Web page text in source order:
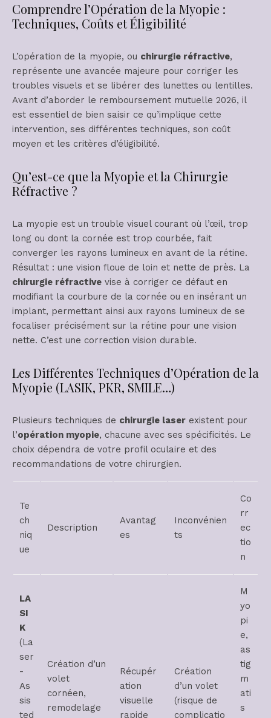
Comprendre l’Opération de la Myopie :
Techniques, Coûts et Éligibilité
L’opération de la myopie, ou chirurgie réfractive,
représente une avancée majeure pour corriger les
troubles visuels et se libérer des lunettes ou lentilles.
Avant d’aborder le remboursement mutuelle 2026, il
est essentiel de bien saisir ce qu’implique cette
intervention, ses différentes techniques, son coût
moyen et les critères d’éligibilité.
Qu’est-ce que la Myopie et la Chirurgie
Réfractive ?
La myopie est un trouble visuel courant où l’œil, trop
long ou dont la cornée est trop courbée, fait
converger les rayons lumineux en avant de la rétine.
Résultat : une vision floue de loin et nette de près. La
chirurgie réfractive vise à corriger ce défaut en
modifiant la courbure de la cornée ou en insérant un
implant, permettant ainsi aux rayons lumineux de se
focaliser précisément sur la rétine pour une vision
nette. C’est une correction vision durable.
Les Différentes Techniques d’Opération de la
Myopie (LASIK, PKR, SMILE…)
Plusieurs techniques de chirurgie laser existent pour
l’opération myopie, chacune avec ses spécificités. Le
choix dépendra de votre profil oculaire et des
recommandations de votre chirurgien.
Te
ch
niq
ue
Description
Avantag
es
Inconvénien
ts
Co
rr
ec
tio
n
LA
SI
K
(La
ser
-
As
sis
ted
Création d’un
volet
cornéen,
remodelage
Récupér
ation
visuelle
rapide
Création
d’un volet
(risque de
complicatio
M
yo
pi
e,
as
tig
m
ati
s